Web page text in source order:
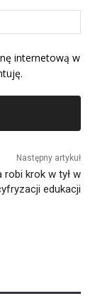
internetową w
Następny artykuł
robi krok w tył w
edukacji